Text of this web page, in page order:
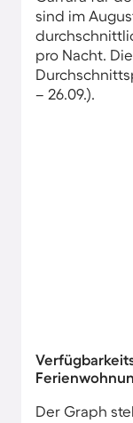
sind im
pro Nacht.
– 26.09.).
Der Graph